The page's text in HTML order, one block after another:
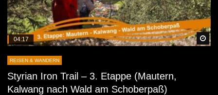
04:17
REISEN & WANDERN
Styrian Iron Trail – 3. Etappe (Mautern,
Kalwang nach Wald am Schoberpaß)